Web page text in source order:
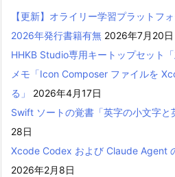
【更新】オライリー学習プラットフ
2026年発行書籍有無 2026年7月20日
HHKB Studio専用キートップセット
メモ「Icon Composer ファイルを
る」
2026年4月17日
Swift ソートの覚書「英字の小文字と
28日
Xcode Codex および Claude Agent
2026年2月8日